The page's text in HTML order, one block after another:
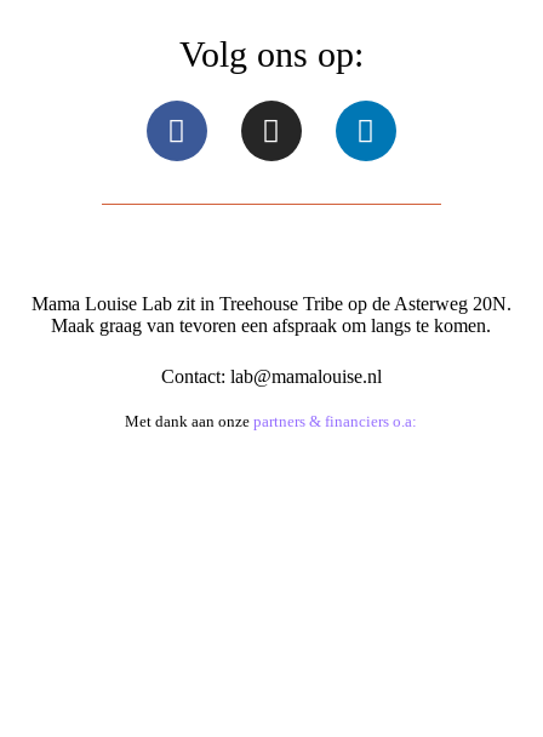
Volg ons op:
Mama Louise Lab zit in Treehouse Tribe op de Asterweg 20N.
Maak graag van tevoren een afspraak om langs te komen.
Contact: lab@mamalouise.nl
Met dank aan onzepartners & financiers o.a: